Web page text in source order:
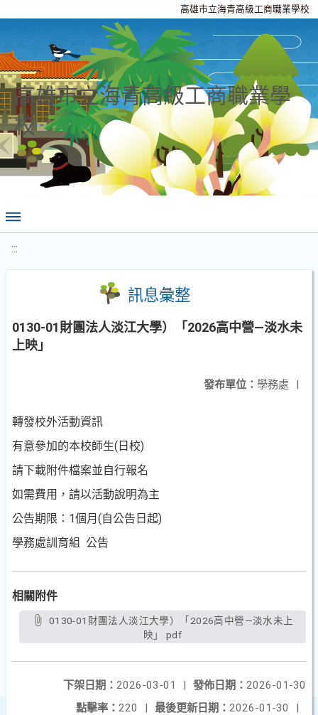
高雄市立海青高級工商職業學校
高雄市立海青高級工商職業學
校
:::
訊息彙整
0130-01財團法人淡江大學）「2026高中營—淡水未
上映」
發布單位： 學務處 |
轉發校外活動資訊
有意參加的本校師生(日校)
請下載附件檔案並自行報名
如需費用，請以活動說明為主
公告期限：1個月(自公告日起)
學務處訓育組 公告
相關附件
映」.pdf
發佈日期： 2026-01-30
下架日期： 2026-03-01
|
最後更新日期： 2026-01-30 |
點擊率： 220 |